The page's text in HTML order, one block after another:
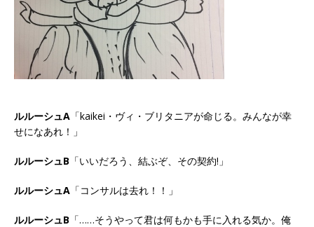
ルルーシュA 「kaikei・ヴィ・ブリタニアが命じる。みんなが幸
せになあれ！」
ルルーシュB 「いいだろう、結ぶぞ、その契約!」
ルルーシュA 「コンサルは去れ！！」
ルルーシュB 「……そうやって君は何もかも手に入れる気か。俺